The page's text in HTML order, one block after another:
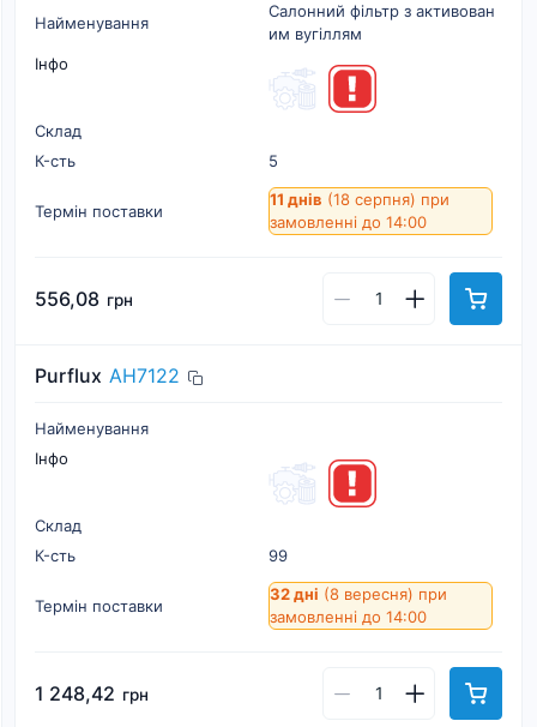
Найменування
Салонний фільтр з активован
им вугіллям
Інфо
Склад
К-cть
5
Термін поставки
11 днів (18 серпня) при
замовленні до 14:00
556,08 грн
Purflux AH7122
Найменування
Інфо
Склад
К-cть
99
Термін поставки
32 дні (8 вересня) при
замовленні до 14:00
1 248,42 грн